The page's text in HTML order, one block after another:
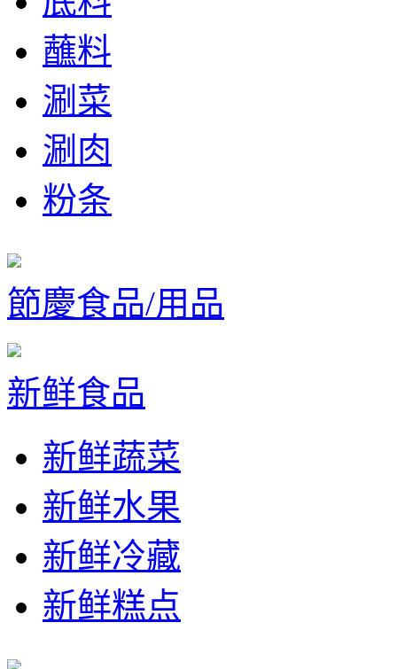
蘸料
涮菜
涮肉
粉条
節慶食品/用品
新鲜食品
新鲜蔬菜
新鲜水果
新鲜冷藏
新鲜糕点